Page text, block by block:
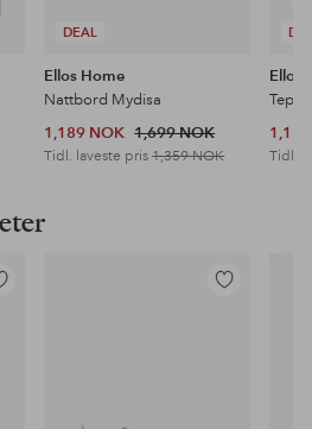
DEAL
Ellos Home
Nattbord Mydisa
1,189 NOK 1,699 NOK
Tidl. laveste pris1,359 NOK
Ellos
Tidl.
Legg